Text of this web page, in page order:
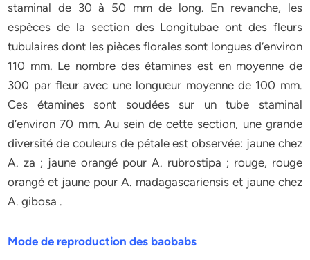
staminal de 30 à 50 mm de long. En revanche, les
espèces de la section des Longitubae ont des fleurs
tubulaires dont les pièces florales sont longues d’environ
110 mm. Le nombre des étamines est en moyenne de
300 par fleur avec une longueur moyenne de 100 mm.
Ces étamines sont soudées sur un tube staminal
d’environ 70 mm. Au sein de cette section, une grande
diversité de couleurs de pétale est observée: jaune chez
A. za ; jaune orangé pour A. rubrostipa ; rouge, rouge
orangé et jaune pour A. madagascariensis et jaune chez
A. gibosa .
Mode de reproduction des baobabs